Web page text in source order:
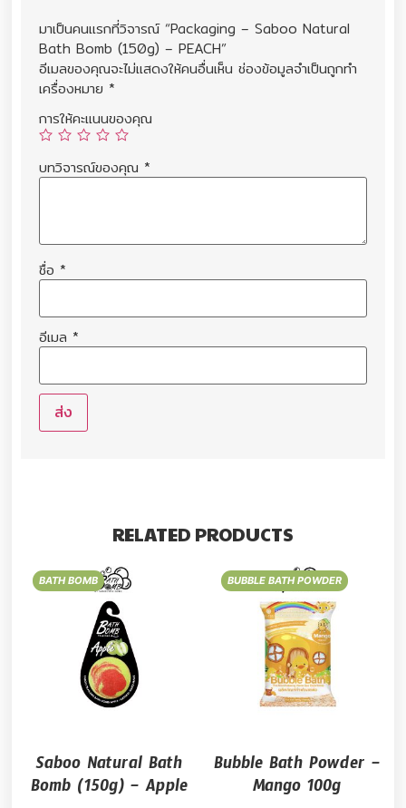
มาเป็นคนแรกที่วิจารณ์ “Packaging – Saboo Natural
Bath Bomb (150g) – PEACH”
อีเมลของคุณจะไม่แสดงให้คนอื่นเห็น ช่องข้อมูลจำเป็นถูกทำ
เครื่องหมาย *
การให้คะแนนของคุณ
บทวิจารณ์ของคุณ *
ชื่อ *
อีเมล *
RELATED PRODUCTS
BATH BOMB
Saboo Natural Bath
Bomb (150g) – Apple
BUBBLE BATH POWDER
Bubble Bath Powder –
Mango 100g